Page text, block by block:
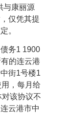
与康丽源
仅凭其提
。
务1 1900
的连云港
街1号楼1
，每月给
该协议不
云港市中